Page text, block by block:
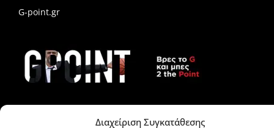
Διαχείριση Συγκατάθεσης
G-point.gr